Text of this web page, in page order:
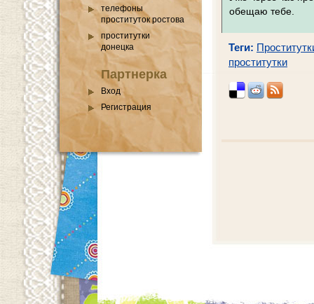
телефоны
проституток ростова
проститутки
донецка
Партнерка
Вход
Регистрация
обещаю тебе.
Теги:
проститутки